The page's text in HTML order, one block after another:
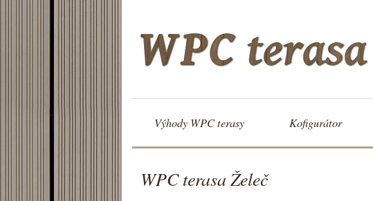
Výhody WPC terasy Kofigurátor
WPC terasa Želeč